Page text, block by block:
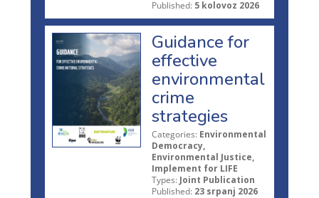
Published: 5 kolovoz 2026
Guidance for
effective
environmental
crime
strategies
Categories: Environmental
Democracy,
Environmental Justice,
Implement for LIFE
Types: Joint Publication
Published: 23 srpanj 2026